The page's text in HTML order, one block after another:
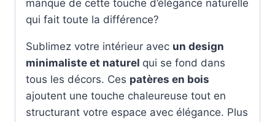
manque de cette touche d’élégance naturelle
qui fait toute la différence?
Sublimez votre intérieur avec un design
minimaliste et naturel qui se fond dans
tous les décors. Ces patères en bois
ajoutent une touche chaleureuse tout en
structurant votre espace avec élégance. Plus